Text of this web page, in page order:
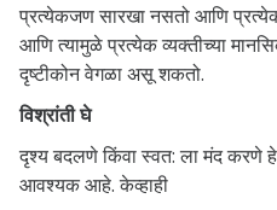
प्रत्येकजण सारखा नसतो आणि
आणि त्यामुळे प्रत्येक व्यक्तीच्या
दृष्टीकोन वेगळा असू शकतो.
विश्रांती घे
दृश्य बदलणे किंवा स्वत: ला मंद करणे
आवश्यक आहे. केव्हाही